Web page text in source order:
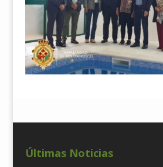
Últimas Noticias